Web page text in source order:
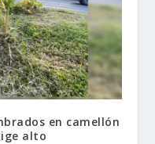
en camellón
alto